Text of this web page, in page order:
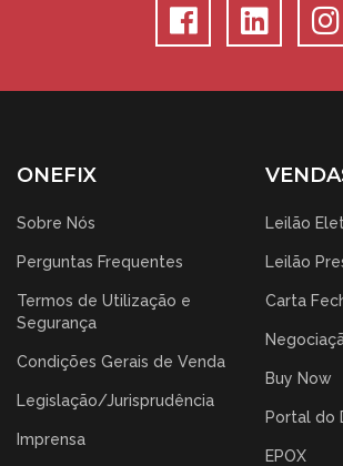
ONEFIX
Sobre Nós
Perguntas Frequentes
Termos de Utilização e
Segurança
Condições Gerais de Venda
Legislação/Jurisprudência
Imprensa
Leilão
Leilão
Carta
Buy Now
Portal do
EPOX